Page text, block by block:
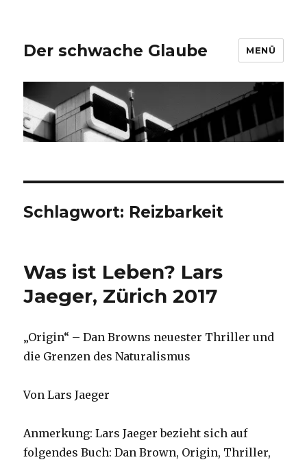
Der schwache Glaube MENÜ
Schlagwort: Reizbarkeit
Was ist Leben? Lars
Jaeger, Zürich 2017
„Origin“ – Dan Browns neuester Thriller und
die Grenzen des Naturalismus
Von Lars Jaeger
Anmerkung: Lars Jaeger bezieht sich auf
folgendes Buch: Dan Brown, Origin, Thriller,